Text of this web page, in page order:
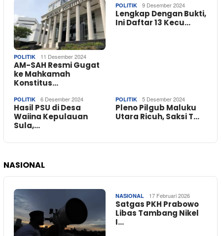
POLITIK 11 Desember 2024
AM-SAH Resmi Gugat
ke Mahkamah
Konstitus…
POLITIK 9 Desember 2024
Lengkap Dengan Bukti,
Ini Daftar 13 Kecu…
POLITIK 6 Desember 2024
Hasil PSU di Desa
Waiina Kepulauan
Sula,…
POLITIK 5 Desember 2024
Pleno Pilgub Maluku
Utara Ricuh, Saksi T…
NASIONAL
NASIONAL 17 Februari 2026
Satgas PKH Prabowo
Libas Tambang Nikel
I…